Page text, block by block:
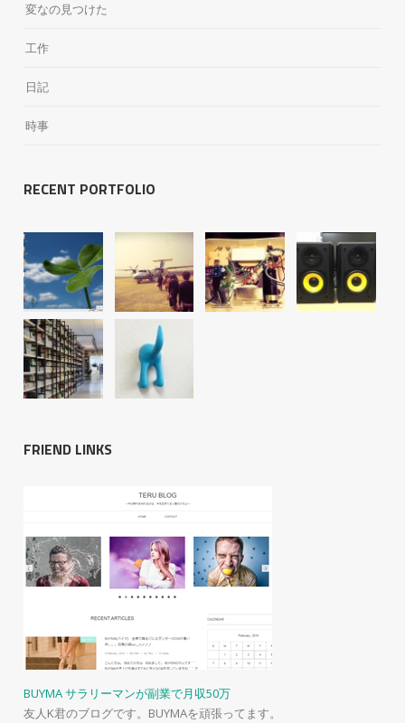
変なの見つけた
工作
日記
時事
RECENT PORTFOLIO
FRIEND LINKS
BUYMA サラリーマンが副業で月収50万
友人K君のブログです。BUYMAを頑張ってます。